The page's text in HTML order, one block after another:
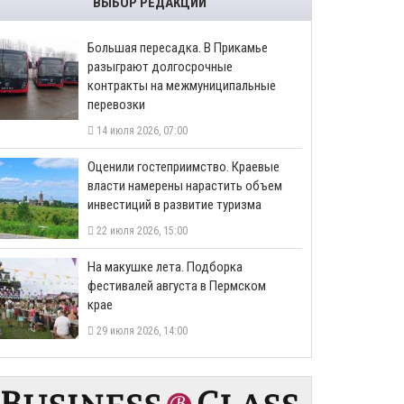
Большая пересадка. В Прикамье
разыграют долгосрочные
контракты на межмуниципальные
перевозки
14 июля 2026, 07:00
Оценили гостеприимство. Краевые
власти намерены нарастить объем
инвестиций в развитие туризма
22 июля 2026, 15:00
На макушке лета. Подборка
фестивалей августа в Пермском
крае
29 июля 2026, 14:00